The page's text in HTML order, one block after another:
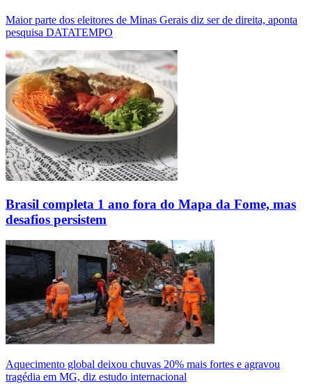
Maior parte dos eleitores de Minas Gerais diz ser de direita, aponta
pesquisa DATATEMPO
Brasil completa 1 ano fora do Mapa da Fome, mas
desafios persistem
Aquecimento global deixou chuvas 20% mais fortes e agravou
tragédia em MG, diz estudo internacional